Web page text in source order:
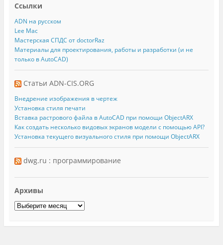
Ссылки
ADN на русском
Lee Mac
Мастерская СПДС от doctorRaz
Материалы для проектирования, работы и разработки (и не
только в AutoCAD)
Статьи ADN-CIS.ORG
Внедрение изображения в чертеж
Установка стиля печати
Вставка растрового файла в AutoCAD при помощи ObjectARX
Как создать несколько видовых экранов модели с помощью API?
Установка текущего визуального стиля при помощи ObjectARX
dwg.ru : программирование
Архивы